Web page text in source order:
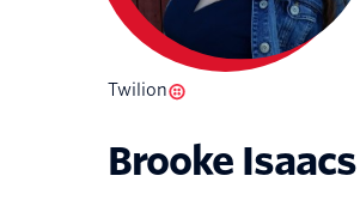
Twilion
Brooke Isaacs